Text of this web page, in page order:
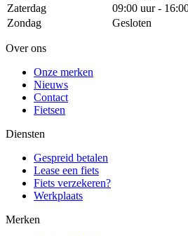
Zaterdag
09:00 uur -
Zondag
Gesloten
Over ons
Onze merken
Nieuws
Contact
Fietsen
Diensten
Gespreid betalen
Lease een fiets
Fiets verzekeren?
Werkplaats
Merken